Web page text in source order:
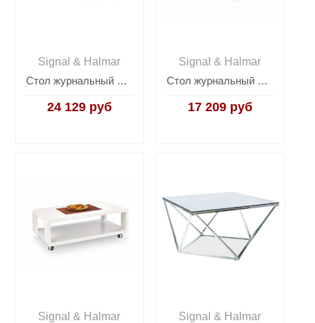
Signal & Halmar
Стол журнальный Halmar VOLTA (дуб золотой/черный)
24 129 руб
Signal & Halmar
Стол журнальный Halmar DIANA INTRO (бетон)
17 209 руб
Signal & Halmar
Signal & Halmar